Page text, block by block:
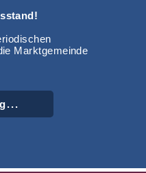
Marktgemeinde